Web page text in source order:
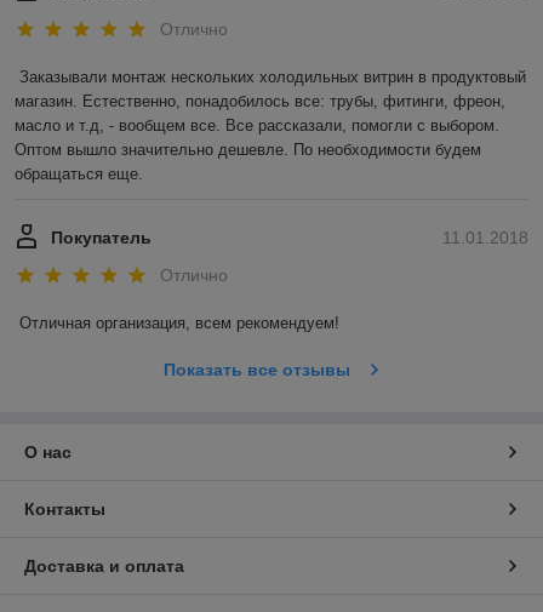
Отлично
Заказывали монтаж нескольких холодильных витрин в продуктовый
магазин. Естественно, понадобилось все: трубы, фитинги, фреон,
масло и т.д, - вообщем все. Все рассказали, помогли с выбором.
Оптом вышло значительно дешевле. По необходимости будем
обращаться еще.
11.01.2018
Покупатель
Отлично
Отличная организация, всем рекомендуем!
Показать все отзывы
О нас
Контакты
Доставка и оплата